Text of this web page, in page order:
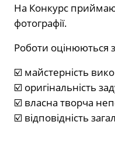
На Конкурс
фотографії.
Роботи оцінюються
☑️ майстерність
☑️ оригінальність
☑️ власна творча
☑️ відповідність